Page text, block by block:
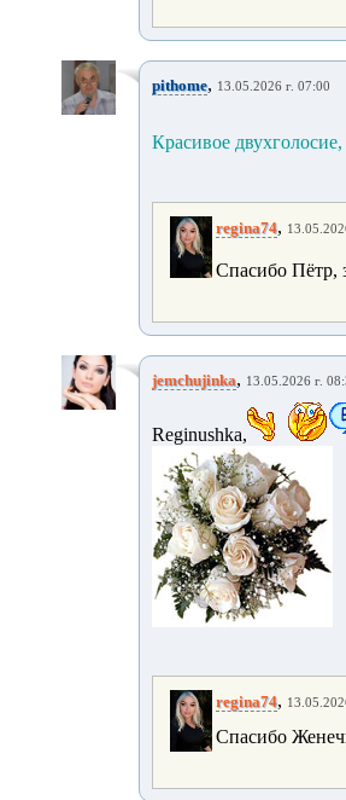
pithome, 13.05.2026 г. 07:00
Красивое
regina74,
Спасибо Пётр,
jemchujinka, 13.05.2026 г.
Reginushka,
regina74,
Спасибо